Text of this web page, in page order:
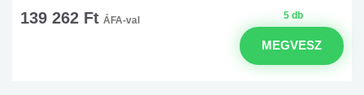
5 db
139 262 Ft ÁFA-val
MEGVESZ